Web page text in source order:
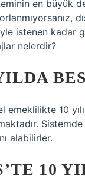
en büyük
istenen kadar
nelerdir?
emeklilikte 10
alabilirler.
10